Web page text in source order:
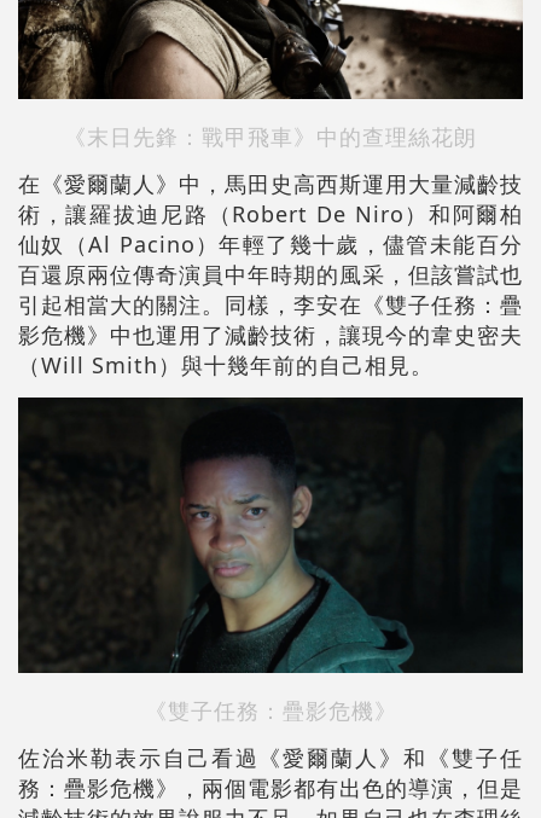
《末日先鋒：戰甲飛車》中的查理絲花朗
在《愛爾蘭人》中，馬田史高西斯運用大量減齡技
術，讓羅拔迪尼路（Robert De Niro）和阿爾柏
仙奴（Al Pacino）年輕了幾十歲，儘管未能百分
百還原兩位傳奇演員中年時期的風采，但該嘗試也
引起相當大的關注。同樣，李安在《雙子任務：疊
影危機》中也運用了減齡技術，讓現今的韋史密夫
（Will Smith）與十幾年前的自己相見。
《雙子任務：疊影危機》
佐治米勒表示自己看過《愛爾蘭人》和《雙子任
務：疊影危機》，兩個電影都有出色的導演，但是